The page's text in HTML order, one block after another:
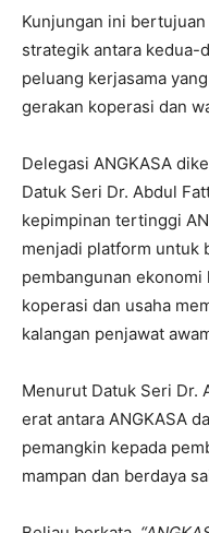
Kunjungan ini
strategik antara kedua-
peluang kerjasama
gerakan koperasi dan
Delegasi ANGKASA
Datuk Seri Dr. Abdul
kepimpinan tertinggi
menjadi platform untuk
pembangunan
koperasi dan usaha
kalangan penjawat
Menurut Datuk Seri Dr.
erat antara ANGKASA
pemangkin kepada
mampan dan berdaya